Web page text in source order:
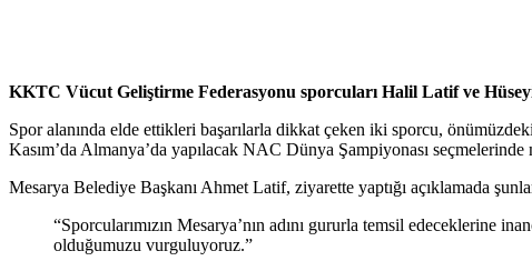
KKTC Vücut Geliştirme Federasyonu sporcuları Halil Latif ve
Spor alanında elde ettikleri başarılarla dikkat çeken iki sporcu,
Kasım’da Almanya’da yapılacak NAC Dünya Şampiyonası seçmelerinde
Mesarya Belediye Başkanı Ahmet Latif, ziyarette yaptığı açıklamada
“Sporcularımızın Mesarya’nın adını gururla temsil edeceklerine
olduğumuzu vurguluyoruz.”